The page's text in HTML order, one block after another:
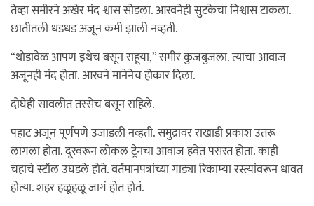
तेव्हा समीरने अखेर मंद श्वास सोडला. आरवनेही सुटकेचा निश्वास टाकला.
छातीतली धडधड अजून कमी झाली नव्हती.
“थोडावेळ आपण इथेच बसून राहूया,” समीर कुजबुजला. त्याचा आवाज
अजूनही मंद होता. आरवने मानेनेच होकार दिला.
दोघेही सावलीत तस्सेच बसून राहिले.
पहाट अजून पूर्णपणे उजाडली नव्हती. समुद्रावर राखाडी प्रकाश उतरू
लागला होता. दूरवरून लोकल ट्रेनचा आवाज हवेत पसरत होता. काही
चहाचे स्टॉल उघडले होते. वर्तमानपत्रांच्या गाड्या रिकाम्या रस्त्यांवरून धावत
होत्या. शहर हळूहळू जागं होत होतं.